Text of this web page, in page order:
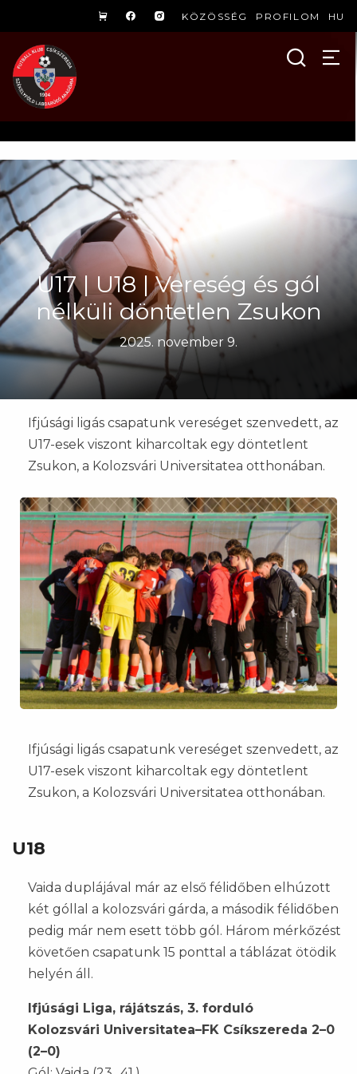
KÖZÖSSÉG PROFILOM HU
U17 | U18 | Vereség és gól
nélküli döntetlen Zsukon
2025. november 9.
Ifjúsági ligás csapatunk vereséget szenvedett, az
U17-esek viszont kiharcoltak egy döntetlent
Zsukon, a Kolozsvári Universitatea otthonában.
Ifjúsági ligás csapatunk vereséget szenvedett, az
U17-esek viszont kiharcoltak egy döntetlent
Zsukon, a Kolozsvári Universitatea otthonában.
U18
Vaida duplájával már az első félidőben elhúzott
két góllal a kolozsvári gárda, a második félidőben
pedig már nem esett több gól. Három mérkőzést
követően csapatunk 15 ponttal a táblázat ötödik
helyén áll.
Ifjúsági Liga, rájátszás, 3. forduló
Kolozsvári Universitatea–FK Csíkszereda 2–0
(2–0)